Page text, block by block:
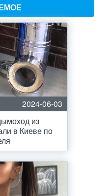
2024-06-03
из
в Киеве по